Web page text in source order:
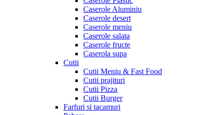
Caserole Aluminiu
Caserole desert
Caserole meniu
Caserole salata
Caserole fructe
Caserola supa
Cutii
Cutii Meniu & Fast Food
Cutii prajituri
Cutii Pizza
Cutii Burger
Farfuri si tacamuri